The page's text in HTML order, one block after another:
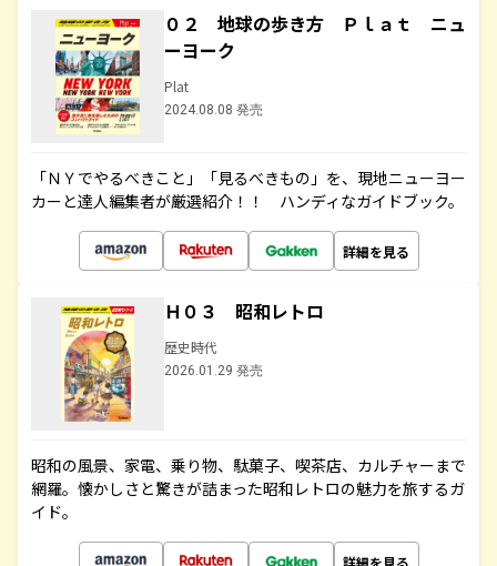
０２ 地球の歩き方 Ｐｌａｔ ニュ
ーヨーク
Plat
2024.08.08 発売
「ＮＹでやるべきこと」「見るべきもの」を、現地ニューヨー
カーと達人編集者が厳選紹介！！ ハンディなガイドブック。
詳細を見る
Ｈ０３ 昭和レトロ
歴史時代
2026.01.29 発売
昭和の風景、家電、乗り物、駄菓子、喫茶店、カルチャーまで
網羅。懐かしさと驚きが詰まった昭和レトロの魅力を旅するガ
イド。
詳細を見る